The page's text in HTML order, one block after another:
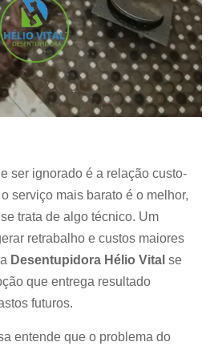
ser ignorado é a relação custo-
serviço mais barato é o melhor,
trata de algo técnico. Um
retrabalho e custos maiores
Desentupidora Hélio Vital se
que entrega resultado
futuros.
entende que o problema do